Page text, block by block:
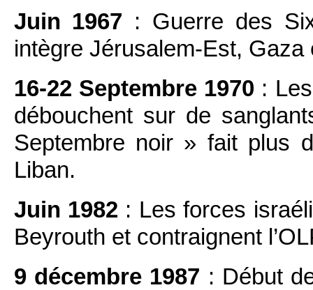
Juin 1967 : Guerre des
intègre Jérusalem-Est,
16-22 Septembre 1970 :
débouchent sur de
Septembre noir » fait plus
Liban.
Juin 1982 : Les forces
Beyrouth et contraignent
9 décembre 1987 : Début